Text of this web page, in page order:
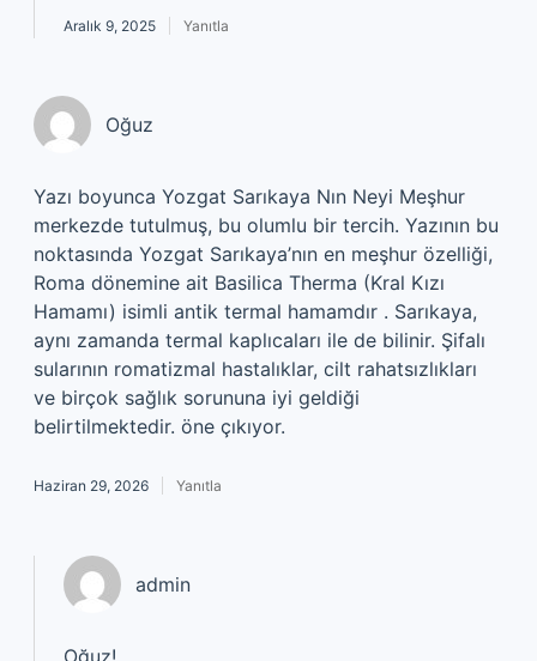
Aralık 9, 2025 Yanıtla
Oğuz
Yazı boyunca Yozgat Sarıkaya Nın Neyi Meşhur
merkezde tutulmuş, bu olumlu bir tercih. Yazının bu
noktasında Yozgat Sarıkaya’nın en meşhur özelliği,
Roma dönemine ait Basilica Therma (Kral Kızı
Hamamı) isimli antik termal hamamdır . Sarıkaya,
aynı zamanda termal kaplıcaları ile de bilinir. Şifalı
sularının romatizmal hastalıklar, cilt rahatsızlıkları
ve birçok sağlık sorununa iyi geldiği
belirtilmektedir. öne çıkıyor.
Haziran 29, 2026 Yanıtla
admin
Oğuz!